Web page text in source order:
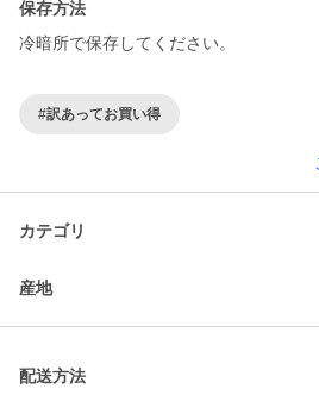
保存方法
冷暗所で保存してください。
#訳あってお買い得
カテゴリ
産地
配送方法